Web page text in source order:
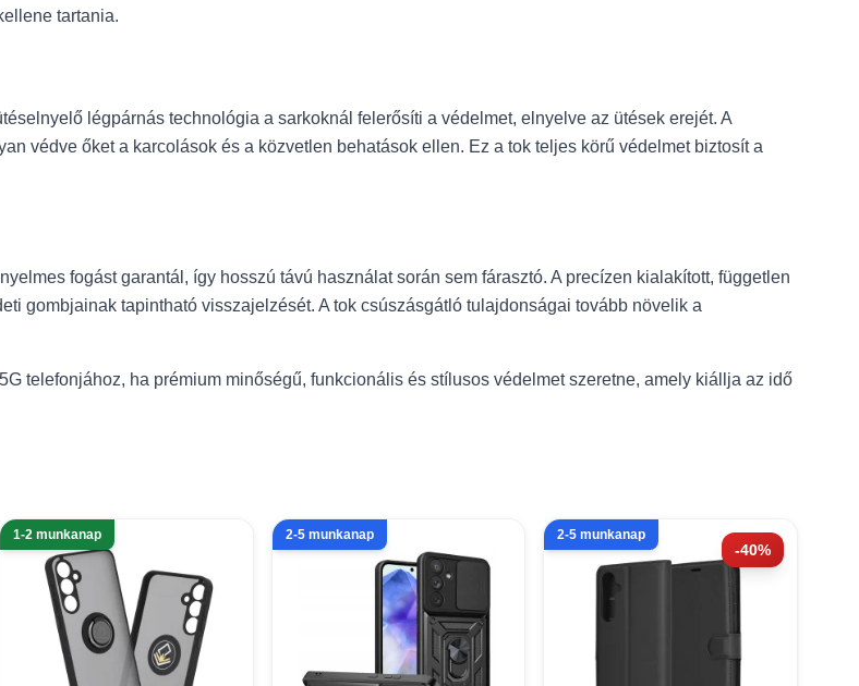
tartania.
légpárnás technológia a sarkoknál felerősíti a védelmet, elnyelve az ütések erejét. A
védve őket a karcolások és a közvetlen behatások ellen. Ez a tok teljes körű védelmet biztosít a
fogást garantál, így hosszú távú használat során sem fárasztó. A precízen kialakított, független
gombjainak tapintható visszajelzését. A tok csúszásgátló tulajdonságai tovább növelik a
telefonjához, ha prémium minőségű, funkcionális és stílusos védelmet szeretne, amely kiállja az idő
1-2 munkanap 2-5 munkanap
-40%
2-5 munkanap